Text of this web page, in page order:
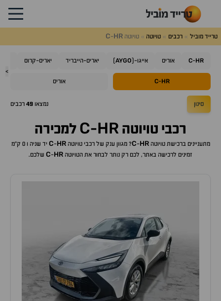
טרייד מוביל רכבים טויוטה טויוטה C-HR
>
C-HR אוריס אייגו-(AYGO
) יאריס-הייבריד יאריס-קרוס
C-HR אוריס
סינון נמצאו 49 רכבים
רכבי טויוטה C-HR למכירה
מתעניינים ברכישתטויוטה C-HR ? מגוון ענק של רכביטויוטה C-HR
יד שניה ו 0 ק"מ
זמינים לרכישה באתר, לכם רק נותר לבחור את הטויוטה C-HR שלכם.